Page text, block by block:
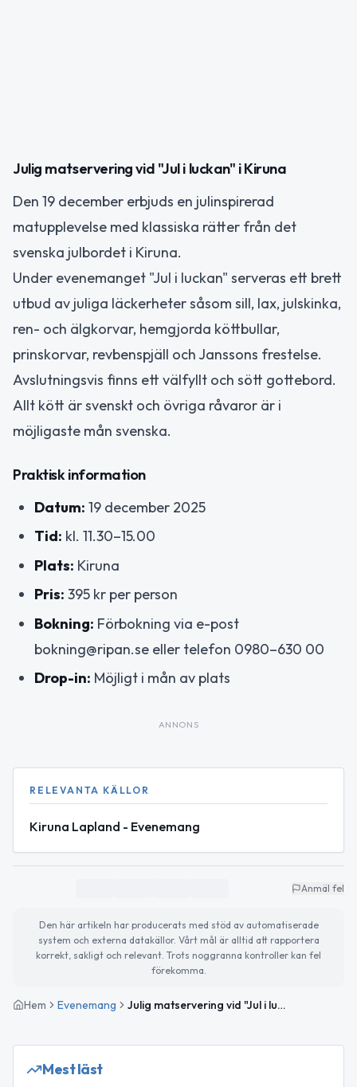
Julig matservering vid "Jul i luckan" i Kiruna
Den 19 december erbjuds en julinspirerad
matupplevelse med klassiska rätter från det
svenska julbordet i Kiruna.
Under evenemanget "Jul i luckan" serveras ett brett
utbud av juliga läckerheter såsom sill, lax, julskinka,
ren- och älgkorvar, hemgjorda köttbullar,
prinskorvar, revbenspjäll och Janssons frestelse.
Avslutningsvis finns ett välfyllt och sött gottebord.
Allt kött är svenskt och övriga råvaror är i
möjligaste mån svenska.
Praktisk information
Datum: 19 december 2025
Tid: kl. 11.30–15.00
Plats: Kiruna
Pris: 395 kr per person
Bokning: Förbokning via e-post
bokning@ripan.se eller telefon 0980–630 00
Drop-in: Möjligt i mån av plats
ANNONS
RELEVANTA KÄLLOR
Kiruna Lapland - Evenemang
Anmäl fel
Den här artikeln har producerats med stöd av automatiserade
system och externa datakällor. Vårt mål är alltid att rapportera
korrekt, sakligt och relevant. Trots noggranna kontroller kan fel
förekomma.
Hem Evenemang Julig matservering vid "Jul i luckan" i Kiruna
Mest läst